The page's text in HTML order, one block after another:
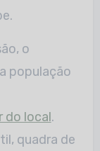
o
população
do local.
quadra de